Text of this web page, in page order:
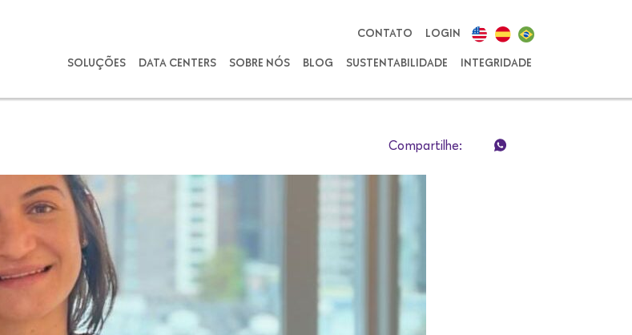
CONTATO LOGIN
SOLUÇÕES DATA CENTERS SOBRE NÓS BLOG SUSTENTABILIDADE INTEGRIDADE
Compartilhe: